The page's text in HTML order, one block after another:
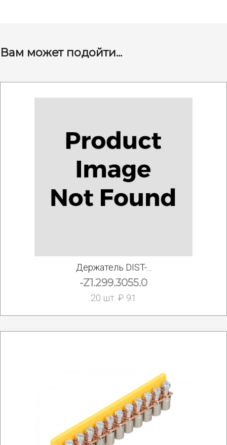
Вам может подойти...
Держатель DIST-...
-Z1.299.3055.0
20 шт. ₽ 91